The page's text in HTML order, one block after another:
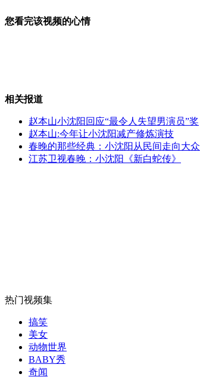
搞笑集锦：真替这帮“脑残”捉急
女孩北京地铁殴打老人 痛下狠手拳打脚踢
您看完该视频的心情
相关报道
赵本山小沈阳回应“最令人失望男演员”奖
赵本山:今年让小沈阳减产修炼演技
春晚的那些经典：小沈阳从民间走向大众
江苏卫视春晚：小沈阳《新白蛇传》
热门视频集
搞笑
美女
动物世界
BABY秀
奇闻